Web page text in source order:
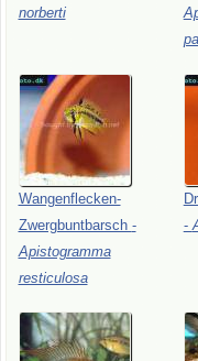
norberti
Wangenflecken-
Zwergbuntbarsch -
Apistogramma
resticulosa
-